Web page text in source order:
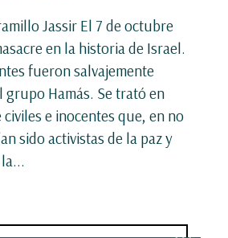
Jassir El 7 de octubre
en la historia de Israel.
fueron salvajemente
grupo Hamás. Se trató en
e inocentes que, en no
sido activistas de la paz y